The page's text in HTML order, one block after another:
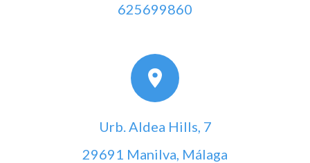
625699860
Urb. Aldea Hills, 7
29691 Manilva, Málaga